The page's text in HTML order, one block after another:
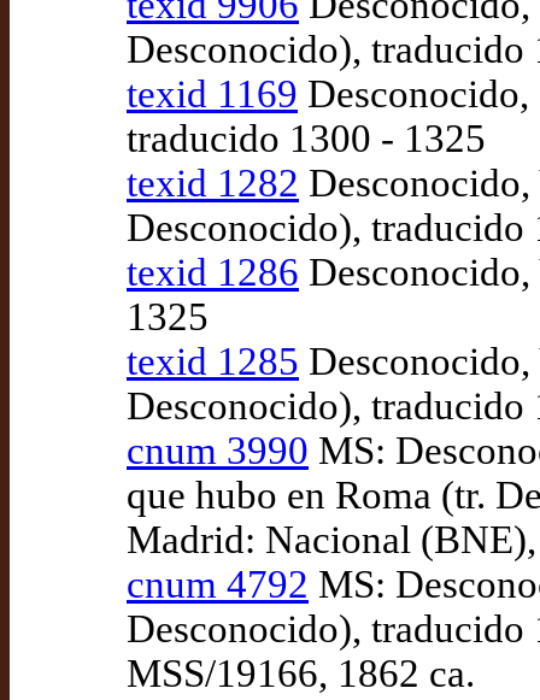
Desconocido), traducido
texid 1169
traducido 1300 - 1325
texid 1282
Desconocido), traducido
texid 1286
1325
texid 1285
Desconocido), traducido
cnum 3990 MS:
que hubo en Roma (tr.
Madrid: Nacional
cnum 4792 MS:
Desconocido),
MSS/19166, 1862 ca.